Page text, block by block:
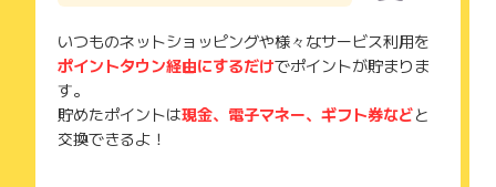
いつものネットショッピングや様々なサービス利用を
ポイントタウン経由にするだけでポイントが貯まりま
す。
貯めたポイントは現金、電子マネー、ギフト券などと
交換できるよ！